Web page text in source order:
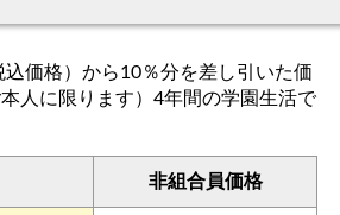
価格）から10％分を差し引いた価
人に限ります）4年間の学園生活で
非組合員価格